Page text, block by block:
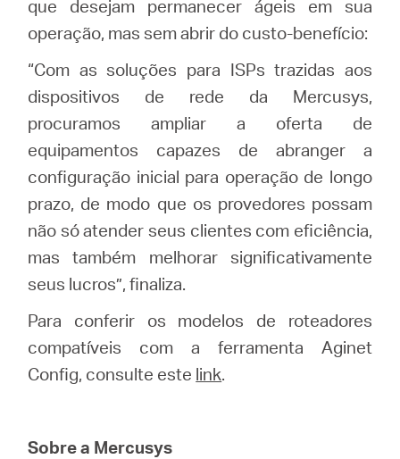
que desejam permanecer ágeis em sua
operação, mas sem abrir do custo-benefício:
“Com as soluções para ISPs trazidas aos
dispositivos de rede da Mercusys,
procuramos ampliar a oferta de
equipamentos capazes de abranger a
configuração inicial para operação de longo
prazo, de modo que os provedores possam
não só atender seus clientes com eficiência,
mas também melhorar significativamente
seus lucros”, finaliza.
Para conferir os modelos de roteadores
compatíveis com a ferramenta Aginet
Config, consulte este link.
Sobre a Mercusys